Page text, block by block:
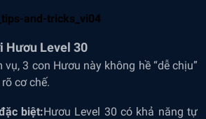
Hươu Level 30
3 con Hươu này không hề “dễ chịu”
cơ chế.
biệt:Hươu Level 30 có khả năng tự